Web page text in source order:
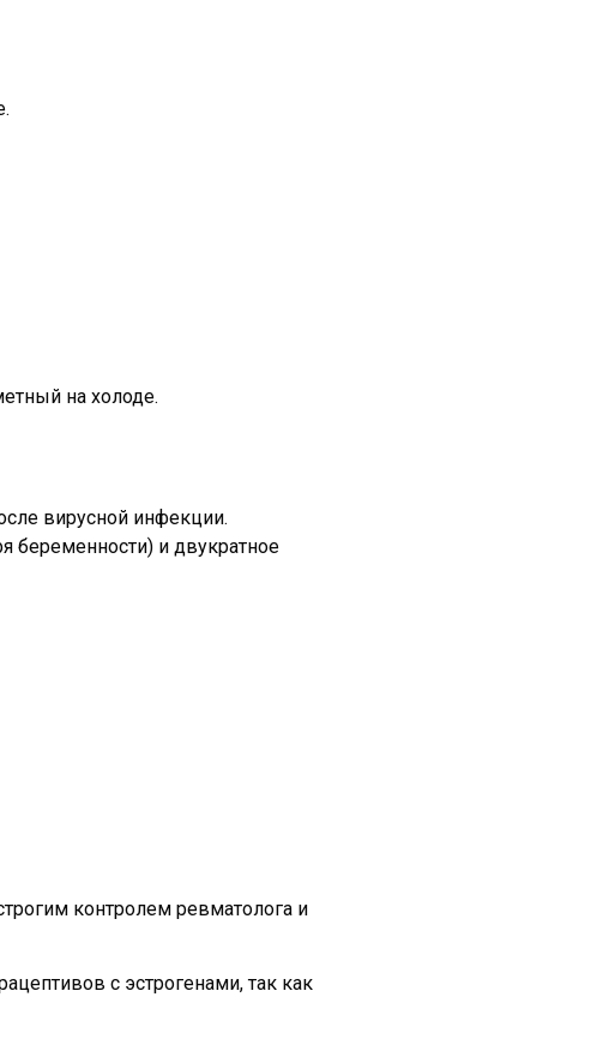
на холоде.
вирусной инфекции.
беременности) и двукратное
контролем ревматолога и
с эстрогенами, так как